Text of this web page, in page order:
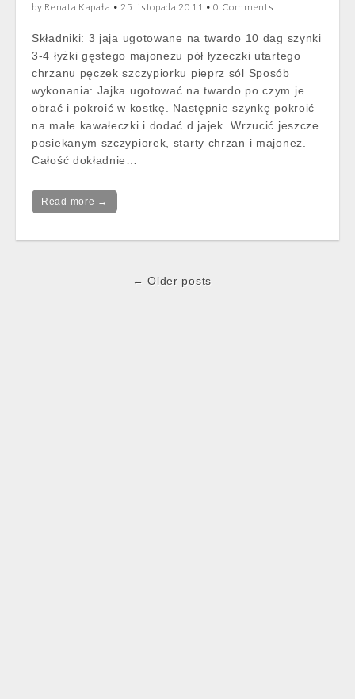
by Renata Kapała •25 listopada 2011 •0 Comments
Składniki: 3 jaja ugotowane na twardo 10 dag szynki
3-4 łyżki gęstego majonezu pół łyżeczki utartego
chrzanu pęczek szczypiorku pieprz sól Sposób
wykonania: Jajka ugotować na twardo po czym je
obrać i pokroić w kostkę. Następnie szynkę pokroić
na małe kawałeczki i dodać d jajek. Wrzucić jeszcze
posiekanym szczypiorek, starty chrzan i majonez.
Całość dokładnie…
Read more →
← Older posts